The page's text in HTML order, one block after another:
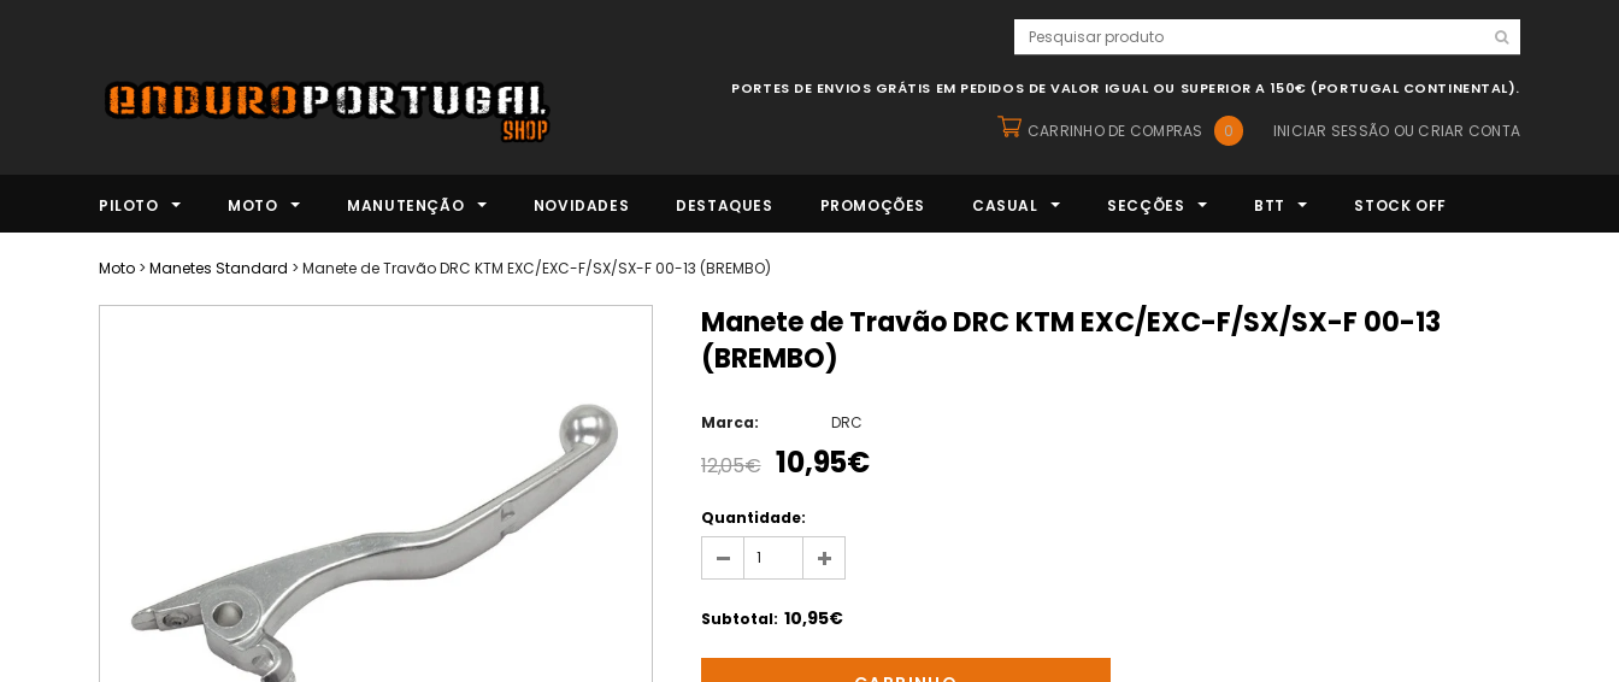
PORTES DE ENVIOS GRÁTIS EM PEDIDOS DE VALOR IGUAL OU SUPERIOR A 150€ (PORTUGAL CONTINENTAL).
INICIAR SESSÃO OU CRIAR CONTA
CARRINHO DE COMPRAS 0
PILOTO MOTO MANUTENÇÃO NOVIDADES DESTAQUES PROMOÇÕES CASUAL SECÇÕES BTT STOCK OFF
Moto > Manetes Standard > Manete de Travão DRC KTM EXC/EXC-F/SX/SX-F 00-13 (BREMBO)
Manete de Travão DRC KTM EXC/EXC-F/SX/SX-F 00-13
(BREMBO)
Marca: DRC
12,05€ 10,95€
Quantidade:
Subtotal: 10,95€